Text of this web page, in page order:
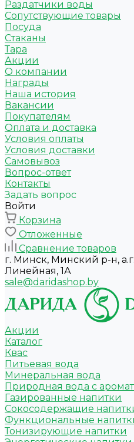
Раздатчики воды
Сопутствующие товары
Посуда
Стаканы
Тара
Акции
О компании
Награды
Наша история
Вакансии
Покупателям
Оплата и доставка
Условия оплаты
Условия доставки
Самовывоз
Вопрос-ответ
Контакты
Задать вопрос
Войти
Корзина
Отложенные
Сравнение товаров
г. Минск, Минский р-н,
Линейная, 1А
sale@daridashop.by
Акции
Каталог
Квас
Питьевая вода
Минеральная вода
Природная вода с
Газированные напитки
Сокосодержащие
Функциональные
Тонизирующие напитки